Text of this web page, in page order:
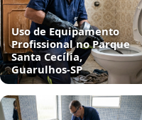
Uso de Equipamento
Profissional no Parque
Santa Cecília,
Guarulhos‑SP